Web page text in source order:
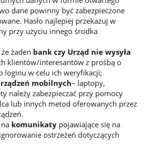
dane powinny być zabezpieczone
Hasło najlepiej przekazuj w
przy użyciu innego środka
żaden bank czy Urząd nie wysyła
klientów/interesantów z prośbą o
loginu w celu ich weryfikacji;
mobilnych– laptopy,
należy zabezpieczać przy pomocy
lub innych metod oferowanych przez
komunikatypojawiające się na
ostrzeżeń dotyczących